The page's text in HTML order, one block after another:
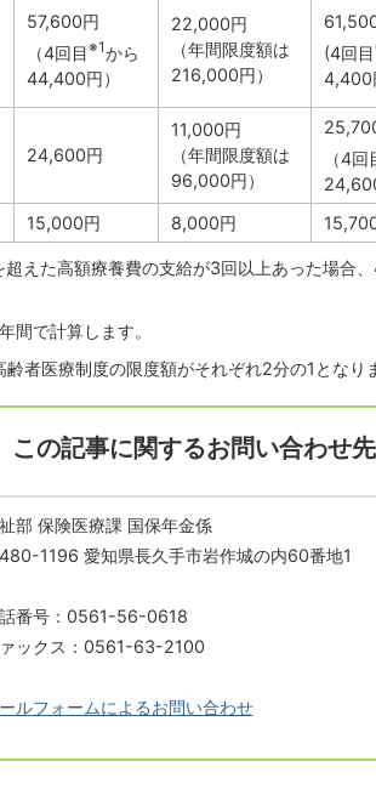
57,600円
（4回目※1から
44,400円）
22,000円
（年間限度額は
216,000円）
(4回目
4,400
24,600円
11,000円
（年間限度額は
96,000円）
（4回
15,000円 8,000円
えた高額療養費の支給が3回以上あった場合
間で計算します。
者医療制度の限度額がそれぞれ2分の1となり
この記事に関するお問い合わせ先
部 保険医療課 国保年金係
1196 愛知県長久手市岩作城の内60番地1
番号：0561-56-0618
ックス：0561-63-2100
ルフォームによるお問い合わせ